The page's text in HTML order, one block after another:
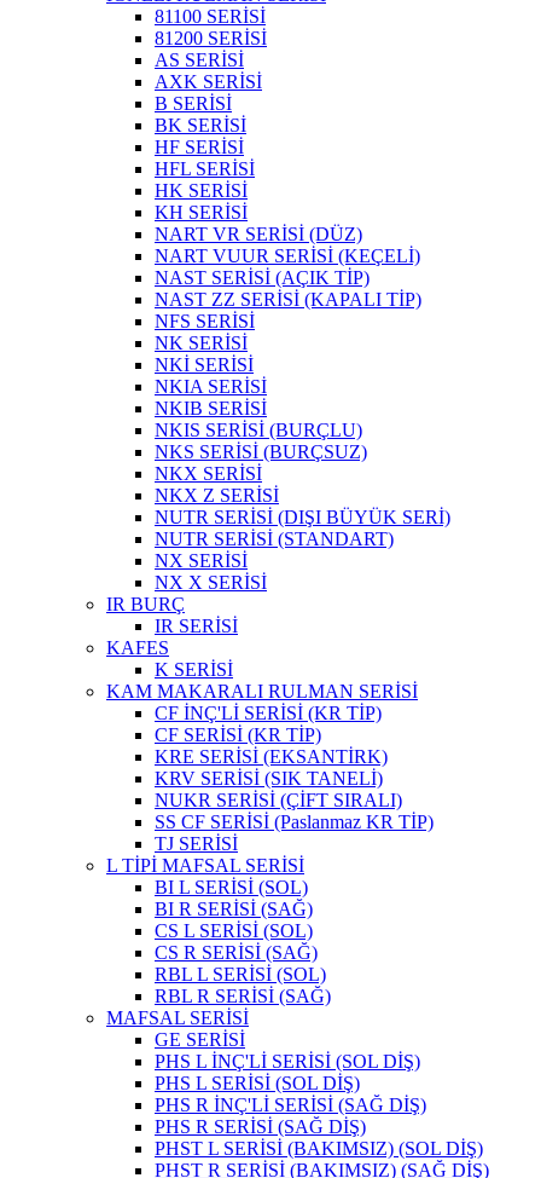
81100 SERİSİ
81200 SERİSİ
AS SERİSİ
AXK SERİSİ
B SERİSİ
BK SERİSİ
HF SERİSİ
HFL SERİSİ
HK SERİSİ
KH SERİSİ
NART VR SERİSİ (DÜZ)
NART VUUR SERİSİ (KEÇELİ)
NAST SERİSİ (AÇIK TİP)
NAST ZZ SERİSİ (KAPALI TİP)
NFS SERİSİ
NK SERİSİ
NKİ SERİSİ
NKIA SERİSİ
NKIB SERİSİ
NKIS SERİSİ (BURÇLU)
NKS SERİSİ (BURÇSUZ)
NKX SERİSİ
NKX Z SERİSİ
NUTR SERİSİ (DIŞI BÜYÜK SERİ)
NUTR SERİSİ (STANDART)
NX SERİSİ
NX X SERİSİ
IR BURÇ
IR SERİSİ
KAFES
K SERİSİ
KAM MAKARALI RULMAN SERİSİ
CF İNÇ'Lİ SERİSİ (KR TİP)
CF SERİSİ (KR TİP)
KRE SERİSİ (EKSANTİRK)
KRV SERİSİ (SIK TANELİ)
NUKR SERİSİ (ÇİFT SIRALI)
SS CF SERİSİ (Paslanmaz KR TİP)
TJ SERİSİ
L TİPİ MAFSAL SERİSİ
BI L SERİSİ (SOL)
BI R SERİSİ (SAĞ)
CS L SERİSİ (SOL)
CS R SERİSİ (SAĞ)
RBL L SERİSİ (SOL)
RBL R SERİSİ (SAĞ)
MAFSAL SERİSİ
GE SERİSİ
PHS L İNÇ'Lİ SERİSİ (SOL DİŞ)
PHS L SERİSİ (SOL DİŞ)
PHS R İNÇ'Lİ SERİSİ (SAĞ DİŞ)
PHS R SERİSİ (SAĞ DİŞ)
PHST L SERİSİ (BAKIMSIZ) (SOL DİŞ)
PHST R SERİSİ (BAKIMSIZ) (SAĞ DİŞ)